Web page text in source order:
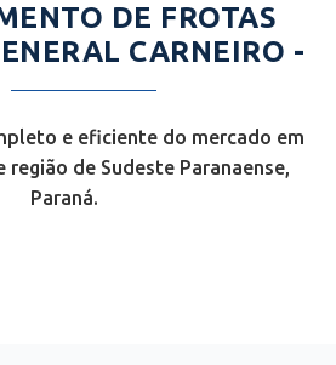
DE FROTAS
CARNEIRO -
e eficiente do mercado em
região de Sudeste Paranaense,
Paraná.